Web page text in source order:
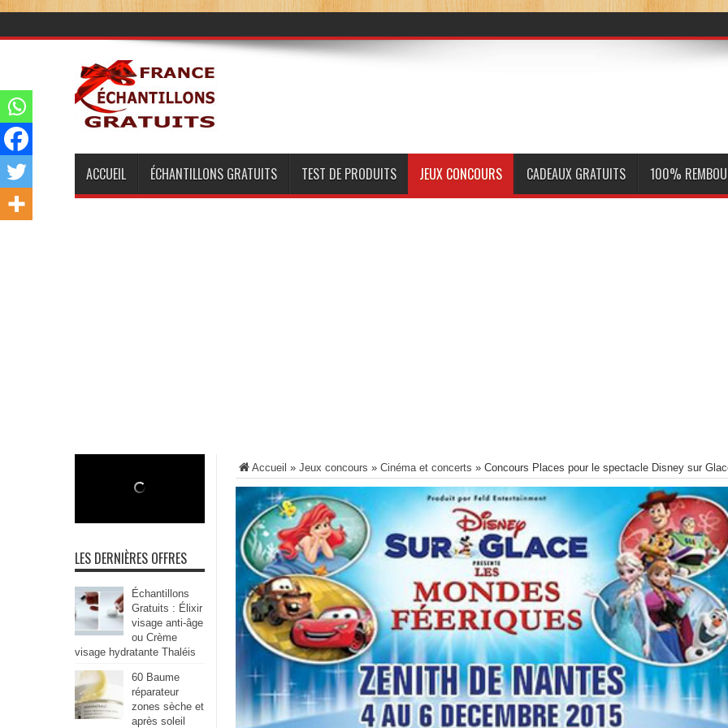
ACCUEIL ÉCHANTILLONS GRATUITS TEST DE PRODUITS JEUX CONCOURS CADEAUX GRATUITS 100%
Accueil » Jeux concours » Cinéma et concerts » Concours Places pour le spectacle Disney sur
LES DERNIÈRES OFFRES
Échantillons
Gratuits : Élixir
visage anti-âge
ou Crème
visage hydratante Thaléis
60 Baume
réparateur
zones sèche et
après soleil